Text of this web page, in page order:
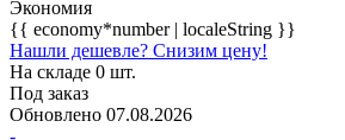
Экономия
{{ economy*number | localeString }}
Нашли дешевле? Снизим цену!
На складе 0 шт.
Под заказ
Обновлено 07.08.2026
-